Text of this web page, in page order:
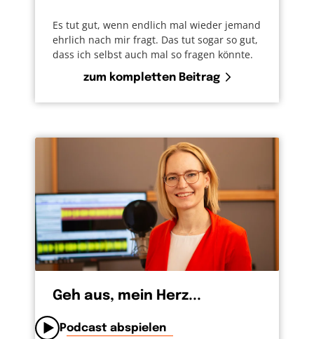
Es tut gut, wenn endlich mal wieder jemand
ehrlich nach mir fragt. Das tut sogar so gut,
dass ich selbst auch mal so fragen könnte.
zum kompletten Beitrag
Geh aus, mein Herz...
Podcast abspielen